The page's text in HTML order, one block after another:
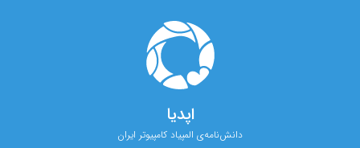
اپدیا
دانش‌نامه‌ی المپیاد کامپیوتر ایران